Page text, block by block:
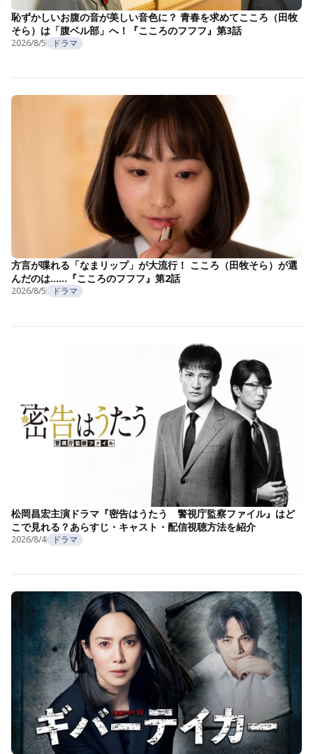
恥ずかしいお腹の音が美しい音色に？ 青春を求めてこころ（田牧
そら）は「腹ベル部」へ！『こころのフフフ』第3話
2026/8/5 ドラマ
方言が喋れる「なまリップ」が大流行！ こころ（田牧そら）が選
んだのは……『こころのフフフ』第2話
2026/8/5 ドラマ
松岡昌宏主演ドラマ『密告はうたう 警視庁監察ファイル』はど
こで見れる？あらすじ・キャスト・配信視聴方法を紹介
2026/8/4 ドラマ